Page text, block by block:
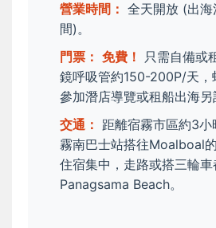
營業時間： 全天開放 (出
間)。
門票： 免費！
只需自備或
鏡呼吸管約150-200P/天，
參加潛店導覽或租船出海另
交通： 距離宿霧市區約3
霧南巴士站搭往Moalboal
住宿集中，走路或搭三輪車
Panagsama Beach。